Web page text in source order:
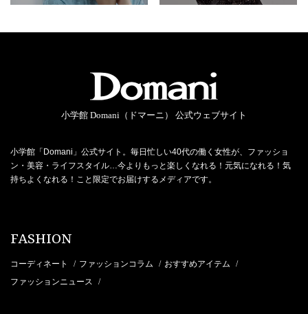
小学館 Domani（ドマーニ） 公式ウェブサイト
小学館「Domani」公式サイト。毎日忙しい40代の働く女性が、ファッショ
ン・美容・ライフスタイル…今よりもっと楽しくなれる！元気になれる！気
持ちよくなれる！こと限定でお届けするメディアです。
FASHION
コーディネート / ファッションコラム / おすすめアイテム /
ファッションニュース /